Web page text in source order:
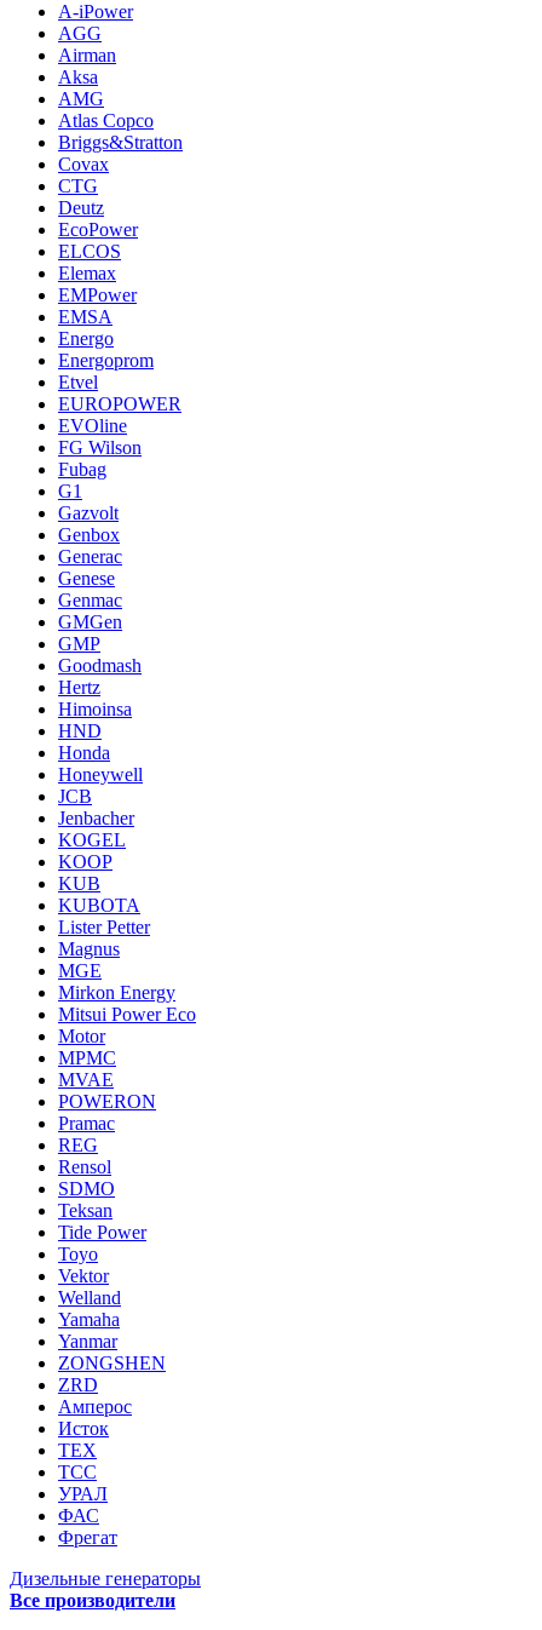
A-iPower
AGG
Airman
Aksa
AMG
Atlas Copco
Briggs&Stratton
Covax
CTG
Deutz
EcoPower
ELCOS
Elemax
EMPower
EMSA
Energo
Energoprom
Etvel
EUROPOWER
EVOline
FG Wilson
Fubag
G1
Gazvolt
Genbox
Generac
Genese
Genmac
GMGen
GMP
Goodmash
Hertz
Himoinsa
HND
Honda
Honeywell
JCB
Jenbacher
KOGEL
KOOP
KUB
KUBOTA
Lister Petter
Magnus
MGE
Mirkon Energy
Mitsui Power Eco
Motor
MPMC
MVAE
POWERON
Pramac
REG
Rensol
SDMO
Teksan
Tide Power
Toyo
Vektor
Welland
Yamaha
Yanmar
ZONGSHEN
ZRD
Амперос
Исток
ТЕХ
ТСС
УРАЛ
ФАС
Фрегат
Дизельные генераторы
Все производители